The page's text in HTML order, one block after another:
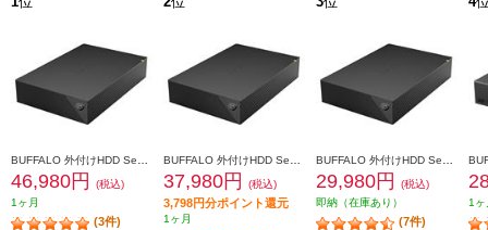
46,980円
(税込)
1ヶ月
(3件)
37,980円 (税込)
3,798円分ポイント還元
1ヶ月
29,980円
(税込)
即納（在庫あり）
(7件)
1ヶ